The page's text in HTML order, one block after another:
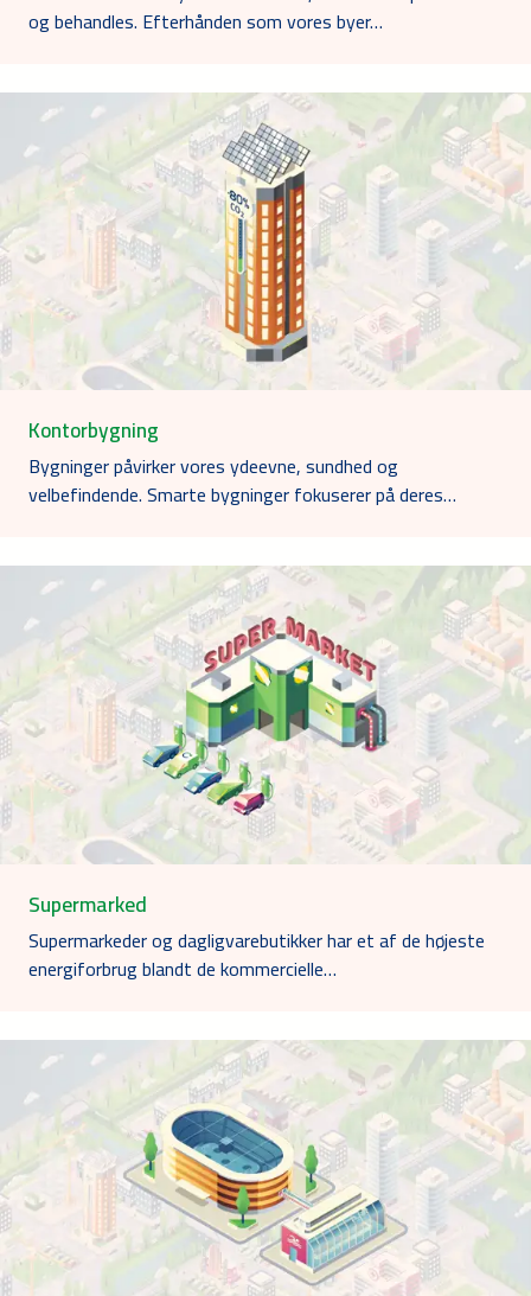
og behandles. Efterhånden som vores byer…
Kontorbygning
Bygninger påvirker vores ydeevne, sundhed og
velbefindende. Smarte bygninger fokuserer på deres…
Supermarked
Supermarkeder og dagligvarebutikker har et af de højeste
energiforbrug blandt de kommercielle…